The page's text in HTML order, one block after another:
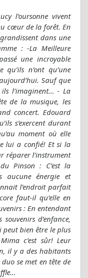
l’oursonne vivent
cœur de la forêt. En
dans une
: -La Meilleure
une incroyable
n’ont qu’une
Sauf que
l’imaginent... - La
de la musique, les
concert. Edouard
s’exercent durant
moment où elle
lui a confié! Et si la
réparer l’instrument
Pinson : C’est la
aucune énergie et
l’endroit parfait
faut-il qu’elle en
: En entendant
d’enfance,
peut bien être le plus
c’est sûr! Leur
il y a des habitants
se met en tête de